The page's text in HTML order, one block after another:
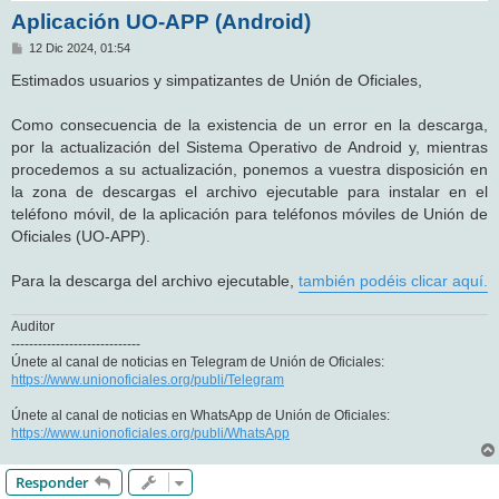
Aplicación UO-APP (Android)
M
n
s
e
12 Dic 2024, 01:54
Estimados usuarios y simpatizantes de Unión de Oficiales,
Como consecuencia de la existencia de un error en la descarga,
por la actualización del Sistema Operativo de Android y, mientras
procedemos a su actualización, ponemos a vuestra disposición en
la zona de descargas el archivo ejecutable para instalar en el
teléfono móvil, de la aplicación para teléfonos móviles de Unión de
Oficiales (UO-APP).
Para la descarga del archivo ejecutable, también podéis clicar aquí.
Auditor
-----------------------------
Únete al canal de noticias en Telegram de Unión de Oficiales:
https://www.unionoficiales.org/publi/Telegram
Únete al canal de noticias en WhatsApp de Unión de Oficiales:
https://www.unionoficiales.org/publi/WhatsApp
Responder